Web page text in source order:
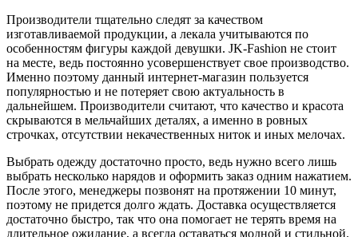
Производители тщательно следят за качеством
изготавливаемой продукции, а лекала учитываются по
особенностям фигуры каждой девушки. JK-Fashion не стоит
на месте, ведь постоянно усовершенствует свое производство.
Именно поэтому данный интернет-магазин пользуется
популярностью и не потеряет свою актуальность в
дальнейшем. Производители считают, что качество и красота
скрываются в мельчайших деталях, а именно в ровных
строчках, отсутствии некачественных ниток и иных мелочах.
Выбрать одежду достаточно просто, ведь нужно всего лишь
выбрать несколько нарядов и оформить заказ одним нажатием.
После этого, менеджеры позвонят на протяжении 10 минут,
поэтому не придется долго ждать. Доставка осуществляется
достаточно быстро, так что она помогает не терять время на
длительное ожидание, а всегда оставаться модной и стильной.